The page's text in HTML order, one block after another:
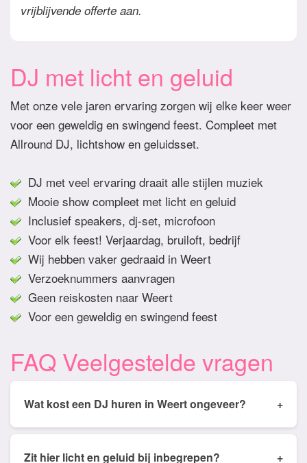
vrijblijvende offerte aan.
DJ met licht en geluid
Met onze vele jaren ervaring zorgen wij elke keer weer
voor een geweldig en swingend feest. Compleet met
Allround DJ, lichtshow en geluidsset.
DJ met veel ervaring draait alle stijlen muziek
Mooie show compleet met licht en geluid
Inclusief speakers, dj-set, microfoon
Voor elk feest! Verjaardag, bruiloft, bedrijf
Wij hebben vaker gedraaid in Weert
Verzoeknummers aanvragen
Geen reiskosten naar Weert
Voor een geweldig en swingend feest
FAQ Veelgestelde vragen
Wat kost een DJ huren in Weert ongeveer? +
tussen de € 350,- en € 950,- Prijs is afhankelijk
Zit hier licht en geluid bij inbegrepen? +